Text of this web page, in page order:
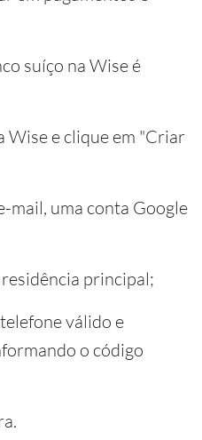
suíço na Wise é
Wise e clique em "Criar
mail, uma conta Google
principal;
válido e
o código